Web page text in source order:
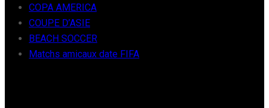
COPA AMERICA
COUPE D’ASIE
BEACH SOCCER
Matchs amicaux date FIFA